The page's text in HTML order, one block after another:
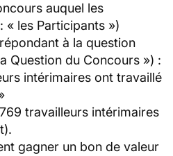
auquel les
les Participants »)
à la question
Question du Concours ») :
intérimaires ont travaillé
travailleurs intérimaires
gagner un bon de valeur